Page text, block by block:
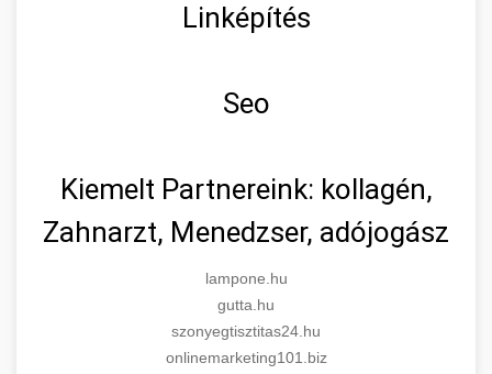
Linképítés
Seo
Kiemelt Partnereink: kollagén,
Zahnarzt, Menedzser, adójogász
lampone.hu
gutta.hu
szonyegtisztitas24.hu
onlinemarketing101.biz